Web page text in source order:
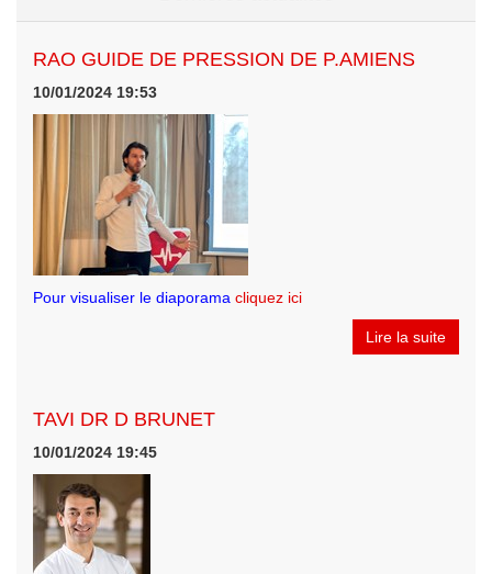
RAO GUIDE DE PRESSION DE P.AMIENS
10/01/2024 19:53
Pour visualiser le diaporama cliquez ici
Lire la suite
TAVI DR D BRUNET
10/01/2024 19:45